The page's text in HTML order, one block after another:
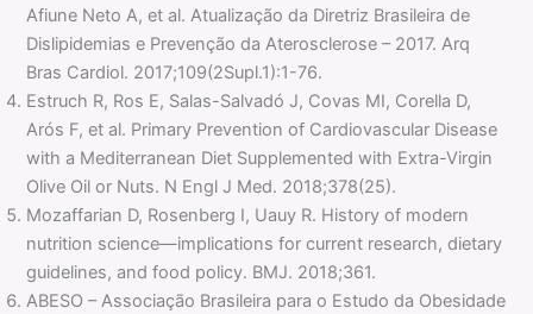
Afiune Neto A, et al. Atualização da Diretriz Brasileira de
Dislipidemias e Prevenção da Aterosclerose – 2017. Arq
Bras Cardiol. 2017;109(2Supl.1):1-76.
Estruch R, Ros E, Salas-Salvadó J, Covas MI, Corella D,
Arós F, et al. Primary Prevention of Cardiovascular Disease
with a Mediterranean Diet Supplemented with Extra-Virgin
Olive Oil or Nuts. N Engl J Med. 2018;378(25).
Mozaffarian D, Rosenberg I, Uauy R. History of modern
nutrition science—implications for current research, dietary
guidelines, and food policy. BMJ. 2018;361.
ABESO – Associação Brasileira para o Estudo da Obesidade